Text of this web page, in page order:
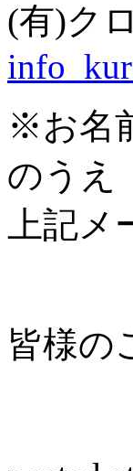
(有)ク
※お名
のうえ
上記
皆様の